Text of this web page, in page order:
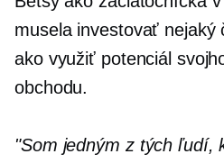
musela investovať nejaký
ako využiť potenciál
obchodu.
"Som jedným z tých ľudí,